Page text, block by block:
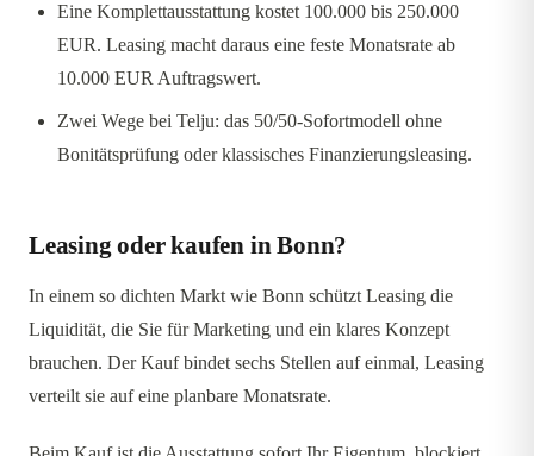
Eine Komplettausstattung kostet 100.000 bis 250.000
EUR. Leasing macht daraus eine feste Monatsrate ab
10.000 EUR Auftragswert.
Zwei Wege bei Telju: das 50/50-Sofortmodell ohne
Bonitätsprüfung oder klassisches Finanzierungsleasing.
Leasing oder kaufen in Bonn?
In einem so dichten Markt wie Bonn schützt Leasing die
Liquidität, die Sie für Marketing und ein klares Konzept
brauchen. Der Kauf bindet sechs Stellen auf einmal, Leasing
verteilt sie auf eine planbare Monatsrate.